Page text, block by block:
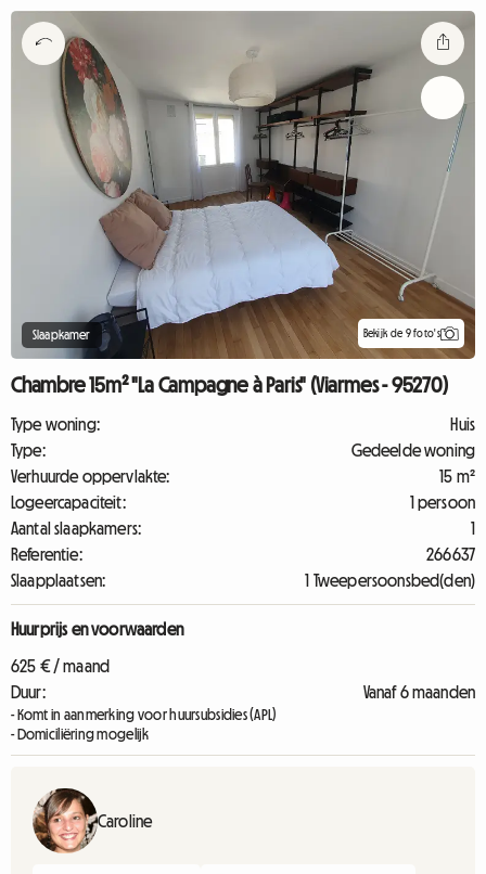
Slaapkamer Bekijk de 9 foto's
Chambre 15m² "La Campagne à Paris" (Viarmes - 95270)
Type woning:
Huis
Type:
Gedeelde woning
Verhuurde oppervlakte:
15 m²
Logeercapaciteit:
1 persoon
Aantal slaapkamers:
1
Referentie:
266637
Slaapplaatsen:
1 Tweepersoonsbed(den)
Huurprijs en voorwaarden
625 € / maand
Duur:
Vanaf 6 maanden
- Komt in aanmerking voor huursubsidies (APL)
- Domiciliëring mogelijk
Caroline